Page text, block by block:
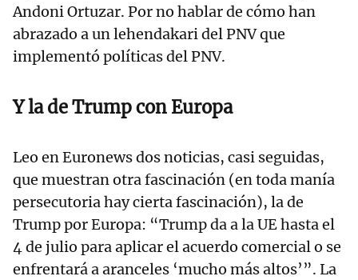
Andoni Ortuzar. Por no hablar de cómo han
abrazado a un lehendakari del PNV que
implementó políticas del PNV.
Y la de Trump con Europa
Leo en Euronews dos noticias, casi seguidas,
que muestran otra fascinación (en toda manía
persecutoria hay cierta fascinación), la de
Trump por Europa: “Trump da a la UE hasta el
4 de julio para aplicar el acuerdo comercial o se
enfrentará a aranceles ‘mucho más altos’”. La